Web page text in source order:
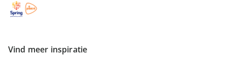
Vind meer inspiratie